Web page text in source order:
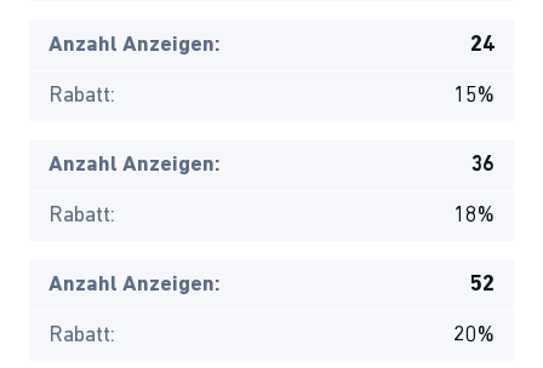
Anzahl Anzeigen: 24
Rabatt: 15%
Anzahl Anzeigen: 36
Rabatt: 18%
Anzahl Anzeigen: 52
Rabatt: 20%